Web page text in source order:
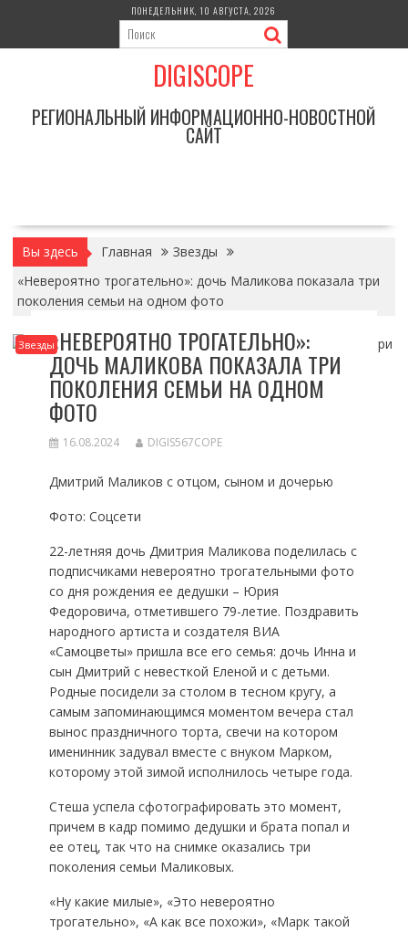
содержимому
ПОНЕДЕЛЬНИК, 10 АВГУСТА, 2026
DIGISCOPE
РЕГИОНАЛЬНЫЙ ИНФОРМАЦИОННО-НОВОСТНОЙ
САЙТ
Вы здесь Главная
Звезды
«Невероятно трогательно»: дочь Маликова показала три
поколения семьи на одном фото
Звезды«НЕВЕРОЯТНО ТРОГАТЕЛЬНО»:
ДОЧЬ МАЛИКОВА ПОКАЗАЛА ТРИ
ПОКОЛЕНИЯ СЕМЬИ НА ОДНОМ
ФОТО
16.08.2024 DIGIS567COPE
Дмитрий Маликов с отцом, сыном и дочерью
Фото: Соцсети
22-летняя дочь Дмитрия Маликова поделилась с
подписчиками невероятно трогательными фото
со дня рождения ее дедушки – Юрия
Федоровича, отметившего 79-летие. Поздравить
народного артиста и создателя ВИА
«Самоцветы» пришла все его семья: дочь Инна и
сын Дмитрий с невесткой Еленой и с детьми.
Родные посидели за столом в тесном кругу, а
самым запоминающимся моментом вечера стал
вынос праздничного торта, свечи на котором
именинник задувал вместе с внуком Марком,
которому этой зимой исполнилось четыре года.
Стеша успела сфотографировать это момент,
причем в кадр помимо дедушки и брата попал и
ее отец, так что на снимке оказались три
поколения семьи Маликовых.
«Ну какие милые», «Это невероятно
трогательно», «А как все похожи», «Марк такой